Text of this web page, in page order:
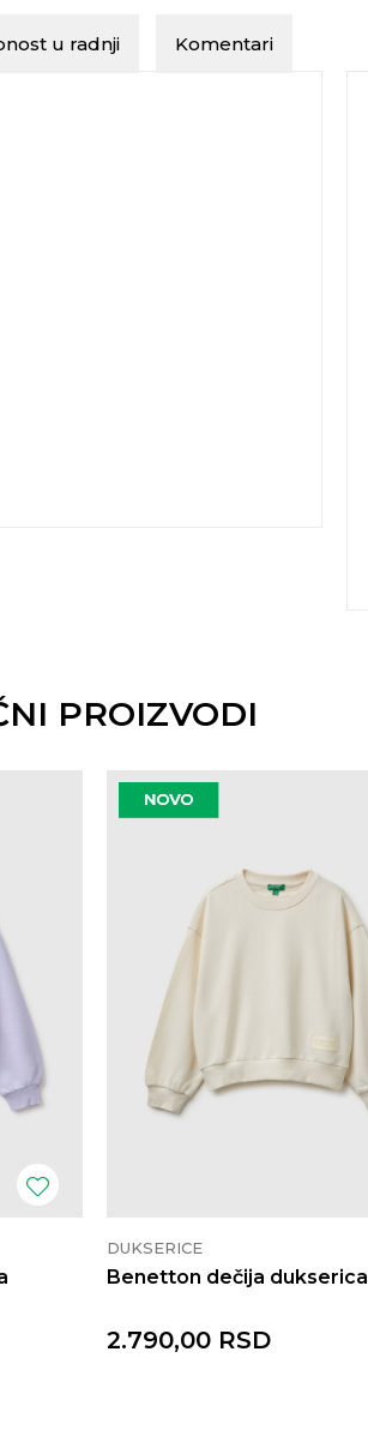
u radnji Komentari
PROIZVODI
DUKSERICE
Benetton dečija dukserica
2.790,00 RSD